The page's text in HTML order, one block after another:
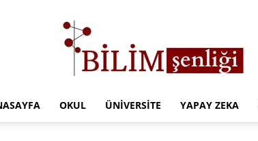
OKUL ÜNIVERSITE YAPAY ZEKA